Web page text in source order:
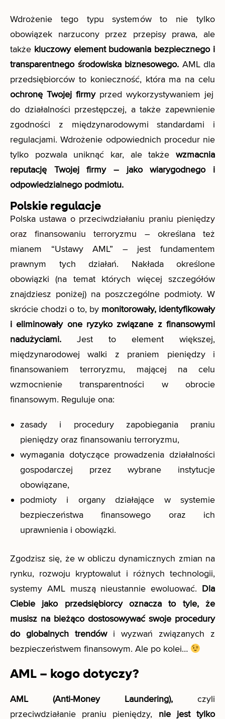
Wdrożenie tego typu systemów to nie tylko
obowiązek narzucony przez przepisy prawa, ale
także kluczowy element budowania bezpiecznego i
transparentnego środowiska biznesowego. AML dla
przedsiębiorców to konieczność, która ma na celu
ochronę Twojej firmyprzed wykorzystywaniem jej
do działalności przestępczej, a także zapewnienie
zgodności z międzynarodowymi standardami i
regulacjami. Wdrożenie odpowiednich procedur nie
tylko pozwala uniknąć kar, ale także wzmacnia
reputację Twojej firmy – jako wiarygodnego i
odpowiedzialnego podmiotu.
Polskie regulacje
Polska ustawa o przeciwdziałaniu praniu pieniędzy
oraz finansowaniu terroryzmu – określana też
mianem “Ustawy AML” – jest fundamentem
prawnym tych działań. Nakłada określone
obowiązki (na temat których więcej szczegółów
znajdziesz poniżej) na poszczególne podmioty. W
skrócie chodzi o to, by monitorowały, identyfikowały
i eliminowały one ryzyko związane z finansowymi
nadużyciami.
Jest to element większej,
międzynarodowej walki z praniem pieniędzy i
finansowaniem terroryzmu, mającej na celu
wzmocnienie transparentności w obrocie
finansowym. Reguluje ona:
zasady i procedury zapobiegania praniu
pieniędzy oraz finansowaniu terroryzmu,
wymagania dotyczące prowadzenia działalności
gospodarczej przez wybrane instytucje
obowiązane,
podmioty i organy działające w systemie
bezpieczeństwa finansowego oraz ich
uprawnienia i obowiązki.
Zgodzisz się, że w obliczu dynamicznych zmian na
rynku, rozwoju kryptowalut i różnych technologii,
systemy AML muszą nieustannie ewoluować. Dla
Ciebie jako przedsiębiorcy oznacza to tyle, że
musisz na bieżąco dostosowywać swoje procedury
do globalnych trendówi wyzwań związanych z
bezpieczeństwem finansowym. Ale po kolei…
AML – kogo dotyczy?
AML (Anti-Money Laundering), czyli
przeciwdziałanie praniu pieniędzy, nie jest tylko